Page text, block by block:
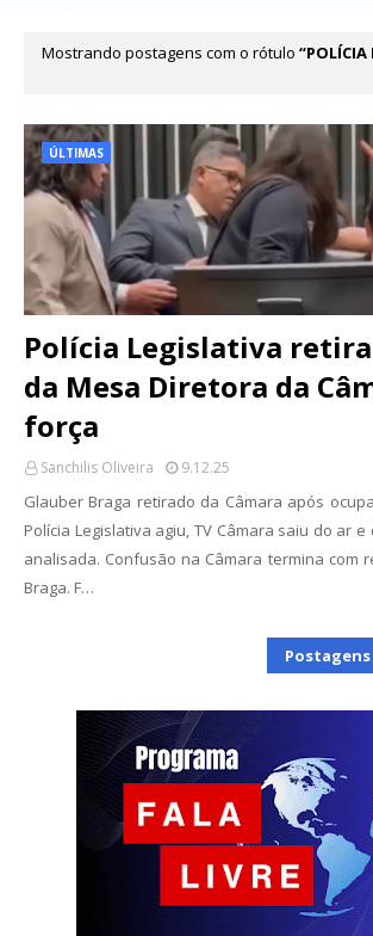
Mostrando postagens com o rótulo
POLÍCIA
ÚLTIMAS
Polícia Legislativa
da Mesa Diretora da
força
Sanchilis Oliveira 9.12.25
Glauber Braga retirado da Câmara após
Polícia Legislativa agiu, TV Câmara saiu do ar
analisada. Confusão na Câmara termina com
Braga. F…